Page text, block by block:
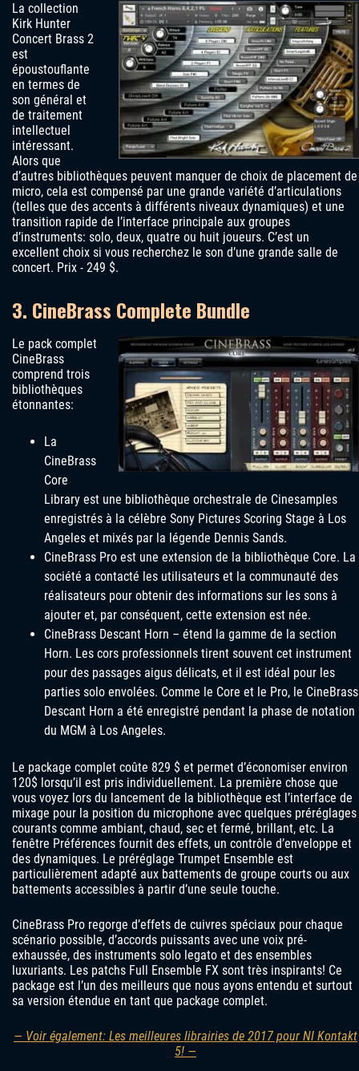
La collection
Kirk Hunter
Concert Brass 2
est
époustouflante
en termes de
son général et
de traitement
intellectuel
intéressant.
Alors que
d’autres bibliothèques peuvent manquer de choix de placement de
micro, cela est compensé par une grande variété d’articulations
(telles que des accents à différents niveaux dynamiques) et une
transition rapide de l’interface principale aux groupes
d’instruments: solo, deux, quatre ou huit joueurs. C’est un
excellent choix si vous recherchez le son d’une grande salle de
concert. Prix ​​- 249 $.
3. CineBrass Complete Bundle
Le pack complet
CineBrass
comprend trois
bibliothèques
étonnantes:
La
CineBrass
Core
Library est une bibliothèque orchestrale de Cinesamples
enregistrés à la célèbre Sony Pictures Scoring Stage à Los
Angeles et mixés par la légende Dennis Sands.
CineBrass Pro est une extension de la bibliothèque Core. La
société a contacté les utilisateurs et la communauté des
réalisateurs pour obtenir des informations sur les sons à
ajouter et, par conséquent, cette extension est née.
CineBrass Descant Horn – étend la gamme de la section
Horn. Les cors professionnels tirent souvent cet instrument
pour des passages aigus délicats, et il est idéal pour les
parties solo envolées. Comme le Core et le Pro, le CineBrass
Descant Horn a été enregistré pendant la phase de notation
du MGM à Los Angeles.
Le package complet coûte 829 $ et permet d’économiser environ
120$ lorsqu’il est pris individuellement. La première chose que
vous voyez lors du lancement de la bibliothèque est l’interface de
mixage pour la position du microphone avec quelques préréglages
courants comme ambiant, chaud, sec et fermé, brillant, etc. La
fenêtre Préférences fournit des effets, un contrôle d’enveloppe et
des dynamiques. Le préréglage Trumpet Ensemble est
particulièrement adapté aux battements de groupe courts ou aux
battements accessibles à partir d’une seule touche.
CineBrass Pro regorge d’effets de cuivres spéciaux pour chaque
scénario possible, d’accords puissants avec une voix pré-
exhaussée, des instruments solo legato et des ensembles
luxuriants. Les patchs Full Ensemble FX sont très inspirants! Ce
package est l’un des meilleurs que nous ayons entendu et surtout
sa version étendue en tant que package complet.
— Voir également: Les meilleures librairies de 2017 pour NI Kontakt
5! —